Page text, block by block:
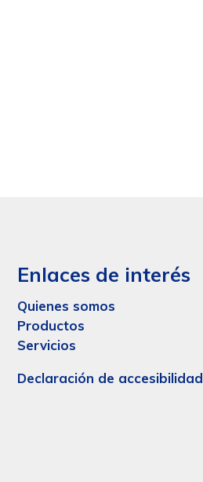
Enlaces de interés
Quienes somos
Productos
Servicios
Declaración de accesibilidad